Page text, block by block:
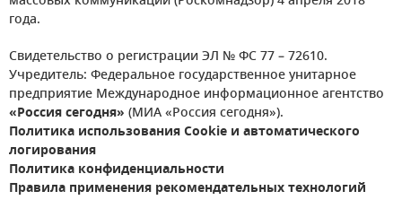
года.
Свидетельство о регистрации ЭЛ № ФС 77 – 72610.
Учредитель: Федеральное государственное унитарное
предприятие Международное информационное агентство
«Россия сегодня» (МИА «Россия сегодня»).
Политика использования Cookie и автоматического
логирования
Политика конфиденциальности
Правила применения рекомендательных технологий